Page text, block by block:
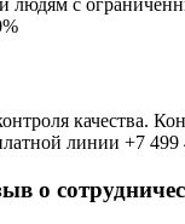
качества.
линии +7 499
о